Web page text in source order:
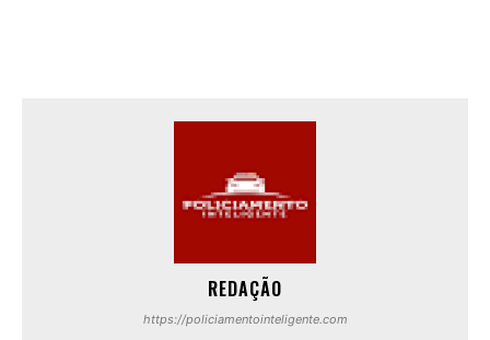
REDAÇÃO
https://policiamentointeligente.com